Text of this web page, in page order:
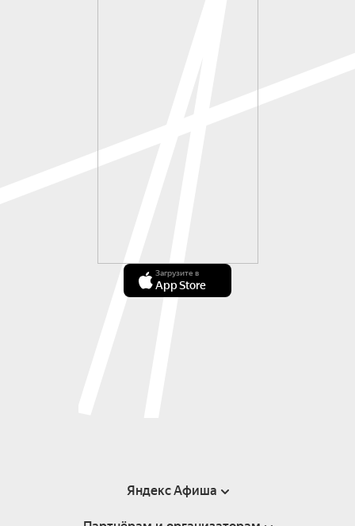
Загрузите в
App Store
Яндекс Афиша